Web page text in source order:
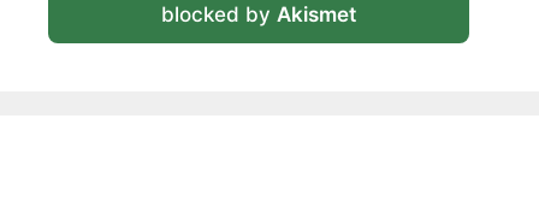
blocked by Akismet